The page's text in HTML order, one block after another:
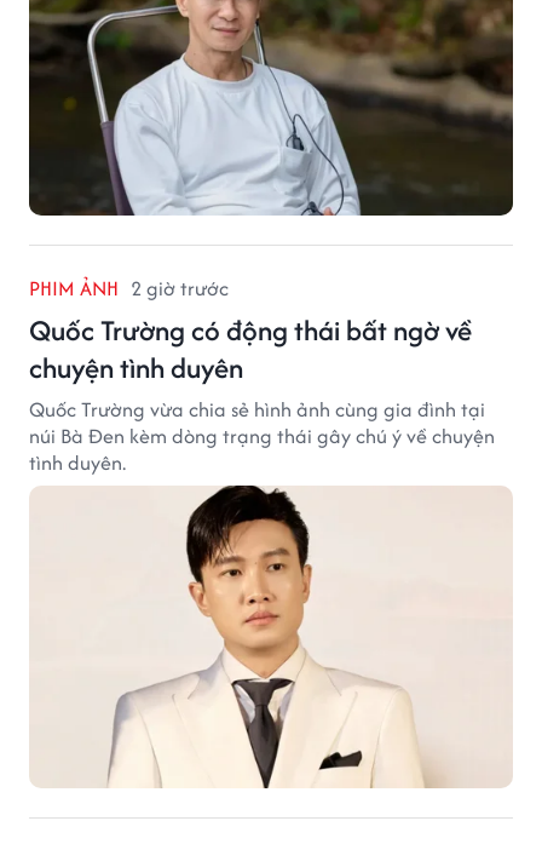
PHIM ẢNH 2 giờ trước
Quốc Trường có động thái bất ngờ về
chuyện tình duyên
Quốc Trường vừa chia sẻ hình ảnh cùng gia đình tại
núi Bà Đen kèm dòng trạng thái gây chú ý về chuyện
tình duyên.